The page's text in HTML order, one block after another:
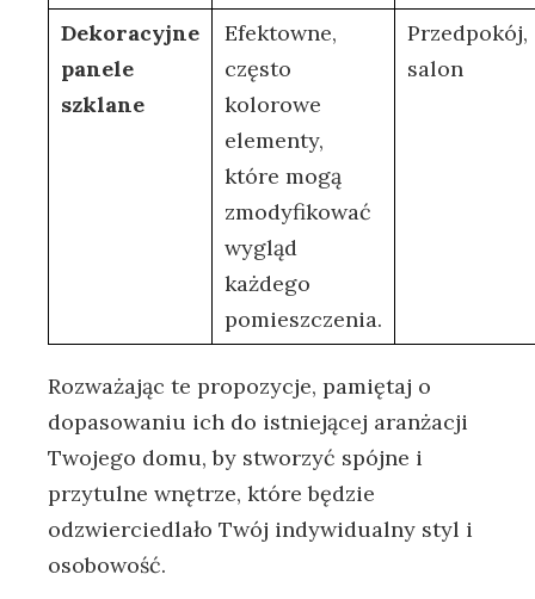
Dekoracyjne
panele
szklane
Efektowne,
często
kolorowe
elementy,
które mogą
zmodyfikować
⁢wygląd
każdego
pomieszczenia.
Przedpokój,
salon
Rozważając‌ te propozycje, pamiętaj⁤ o
dopasowaniu ich do istniejącej ‌aranżacji
‌Twojego domu,⁣ by stworzyć⁢ spójne i
przytulne wnętrze, ‍które będzie
odzwierciedlało ⁤Twój indywidualny styl i
osobowość.